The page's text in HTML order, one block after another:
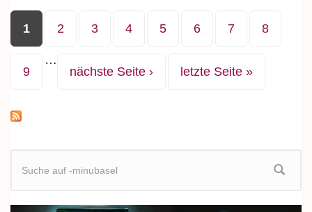
Seiten
1 2 3 4 5 6 7 8
9
…
nächste Seite ›
letzte Seite »
Suchformular